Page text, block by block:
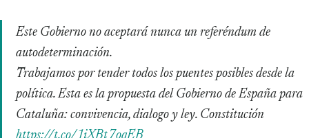
Este Gobierno no aceptará nunca un referéndum de
autodeterminación.
Trabajamos por tender todos los puentes posibles desde la
política. Esta es la propuesta del Gobierno de España para
Cataluña: convivencia, dialogo y ley. Constitución